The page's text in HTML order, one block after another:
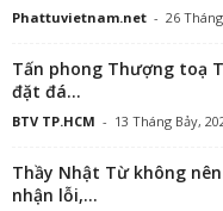
Phattuvietnam.net - 26
Tấn phong Thượng toạ
đặt đá...
BTV TP.HCM - 13 Tháng Bảy,
Thầy Nhật Từ không
nhận lỗi,...